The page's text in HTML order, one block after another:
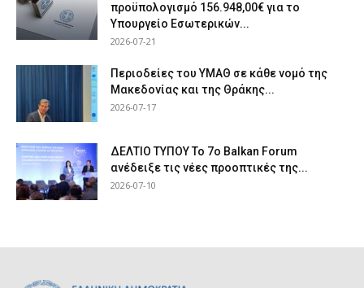
προϋπολογισμό 156.948,00€ για το
Υπουργείο Εσωτερικών...
2026-07-21
Περιοδείες του ΥΜΑΘ σε κάθε νομό της
Μακεδονίας και της Θράκης...
2026-07-17
ΔΕΛΤΙΟ ΤΥΠΟΥ Το 7ο Balkan Forum
ανέδειξε τις νέες προοπτικές της...
2026-07-10